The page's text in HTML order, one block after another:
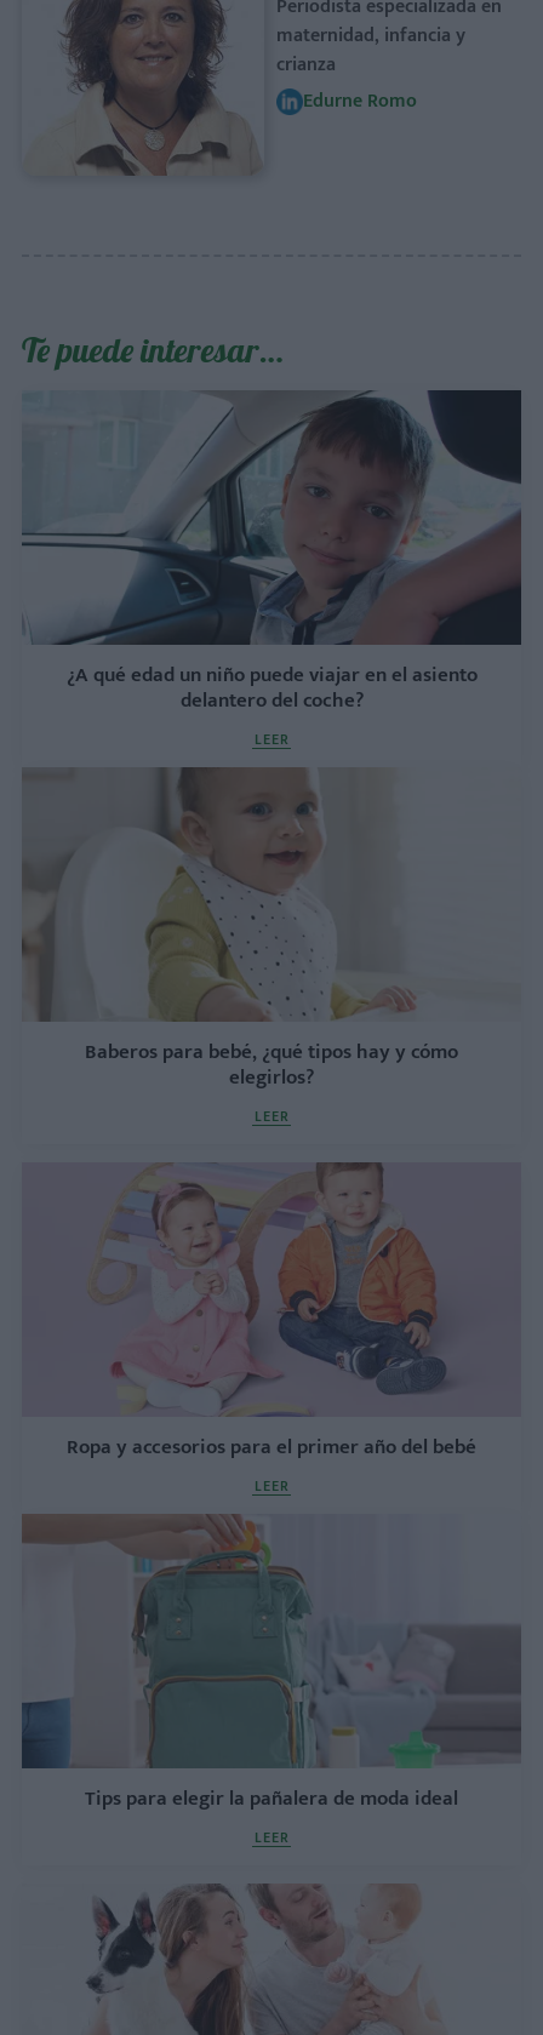
Periodista especializada en
maternidad, infancia y
crianza
Edurne Romo
Te puede interesar…
¿A qué edad un niño puede viajar en el asiento
delantero del coche?
LEER
Baberos para bebé, ¿qué tipos hay y cómo
elegirlos?
LEER
Ropa y accesorios para el primer año del bebé
LEER
Tips para elegir la pañalera de moda ideal
LEER